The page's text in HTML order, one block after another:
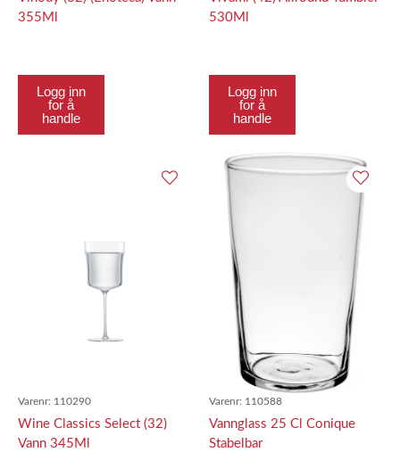
355Ml
Logg inn
for å
handle
530Ml
Logg inn
for å
handle
Varenr: 110290
Wine Classics Select (32)
Vann 345Ml
Varenr: 110588
Vannglass 25 Cl Conique
Stabelbar